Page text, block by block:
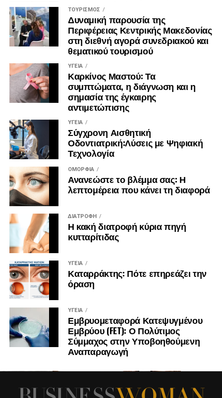
ΤΟΥΡΙΣΜΌΣ
Δυναμική παρουσία της
Περιφέρειας Κεντρικής Μακεδονίας
στη διεθνή αγορά συνεδριακού και
θεματικού τουρισμού
ΥΓΕΊΑ
Καρκίνος Μαστού: Τα
συμπτώματα, η διάγνωση και η
σημασία της έγκαιρης
αντιμετώπισης
ΥΓΕΊΑ
Σύγχρονη Αισθητική
Οδοντιατρική:Λύσεις με Ψηφιακή
Τεχνολογία
ΟΜΟΡΦΙΆ
Ανανεώστε το βλέμμα σας: Η
λεπτομέρεια που κάνει τη διαφορά
ΔΙΑΤΡΟΦΉ
Η κακή διατροφή κύρια πηγή
κυτταρίτιδας
ΥΓΕΊΑ
Καταρράκτης: Πότε επηρεάζει την
όραση
ΥΓΕΊΑ
Εμβρυομεταφορά Κατεψυγμένου
Εμβρύου (FET): Ο Πολύτιμος
Σύμμαχος στην Υποβοηθούμενη
Αναπαραγωγή